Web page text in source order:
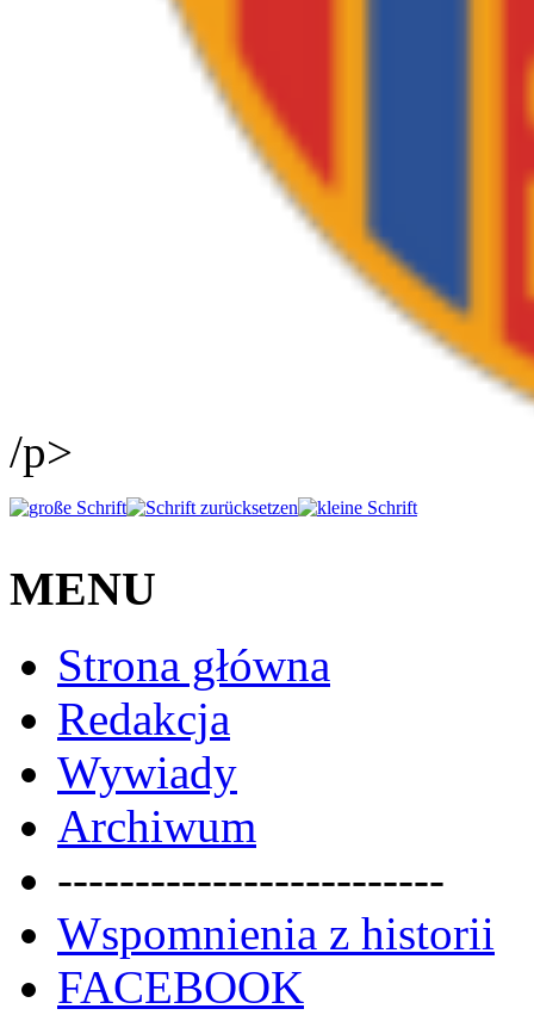
/p>
MENU
Strona główna
Redakcja
Wywiady
Archiwum
-------------------------
Wspomnienia z historii
FACEBOOK